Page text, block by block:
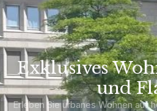
Exklusives
und
Erleben Sie urbanes Wohnen auf